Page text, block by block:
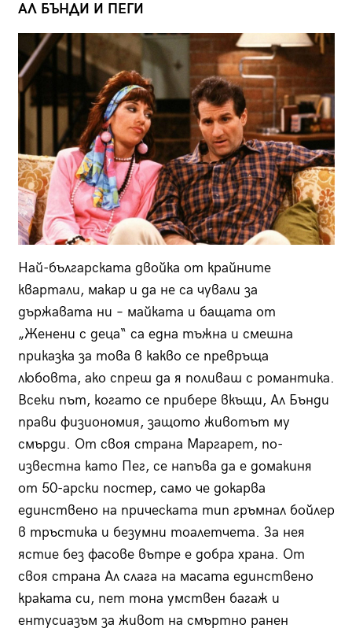
АЛ БЪНДИ И ПЕГИ
Най-българската двойка от крайните
квартали, макар и да не са чували за
държавата ни – майката и бащата от
„Женени с деца“ са една тъжна и смешна
приказка за това в какво се превръща
любовта, ако спреш да я поливаш с романтика.
Всеки път, когато се прибере вкъщи, Ал Бънди
прави физиономия, защото животът му
смърди. От своя страна Маргарет, по-
известна като Пег, се напъва да е домакиня
от 50-арски постер, само че докарва
единствено на прическата тип гръмнал бойлер
в тръстика и безумни тоалетчета. За нея
ястие без фасове вътре е добра храна. От
своя страна Ал слага на масата единствено
краката си, пет тона умствен багаж и
ентусиазъм за живот на смъртно ранен